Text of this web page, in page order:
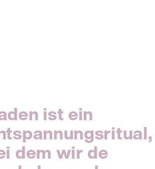
ist ein
dem wir de